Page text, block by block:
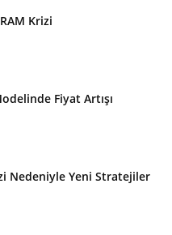
Krizi
Fiyat Artışı
Nedeniyle Yeni Stratejiler